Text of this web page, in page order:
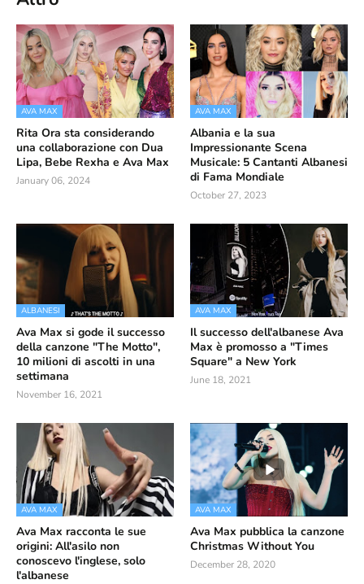
AVA MAX
Rita Ora sta considerando
una collaborazione con Dua
Lipa, Bebe Rexha e Ava Max
January 06, 2024
AVA MAX
Albania e la sua
Impressionante Scena
Musicale: 5 Cantanti Albanesi
di Fama Mondiale
October 27, 2023
ALBANESI
Ava Max si gode il successo
della canzone "The Motto",
10 milioni di ascolti in una
settimana
November 16, 2021
AVA MAX
Il successo dell'albanese Ava
Max è promosso a "Times
Square" a New York
June 18, 2021
AVA MAX
Ava Max racconta le sue
origini: All'asilo non
conoscevo l'inglese, solo
l'albanese
AVA MAX
Ava Max pubblica la canzone
Christmas Without You
December 28, 2020